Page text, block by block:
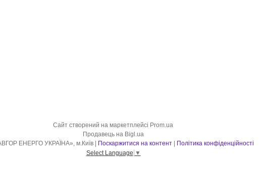
Сайт створений на маркетплейсі Prom.ua
Продавець на Bigl.ua
ТОВ «СЛАВГОР ЕНЕРГО УКРАЇНА», м.Київ | Поскаржитися на контент | Політика конфіденційності
Select Language ▼